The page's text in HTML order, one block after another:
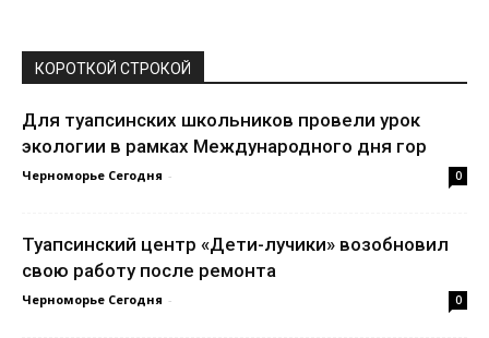
КОРОТКОЙ СТРОКОЙ
Для туапсинских школьников провели урок
экологии в рамках Международного дня гор
Черноморье Сегодня - 0
Туапсинский центр «Дети-лучики» возобновил
свою работу после ремонта
Черноморье Сегодня - 0